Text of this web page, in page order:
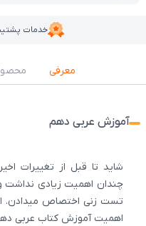
خدمات
معرفی
آموزش عربی دهم
شاید تا قبل از تغییرات
چندان اهمیت زیادی نداشت
تست زنی اختصاص میدادن.
اهمیت آموزش کتاب عربی